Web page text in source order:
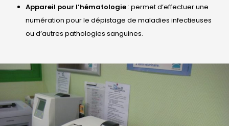
Appareil pour l’hématologie : permet d’effectuer une
numération pour le dépistage de maladies infectieuses
ou d’autres pathologies sanguines.